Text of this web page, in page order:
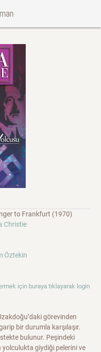
to Frankfurt (1970)
Christie
Öztekin
için buraya tıklayarak login
görevinden
bir durumla karşılaşır.
bulunur. Peşindeki
giydiği pelerini ve